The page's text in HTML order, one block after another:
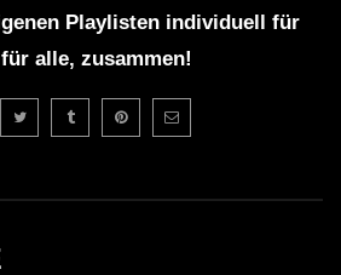
Playlisten individuell für
alle, zusammen!